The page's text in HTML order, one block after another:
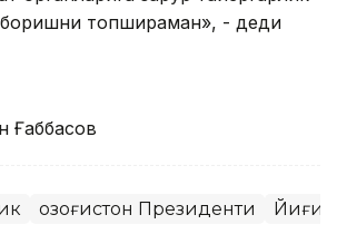
топшираман», - деди
Ғаббасов
Қозоғистон Президенти